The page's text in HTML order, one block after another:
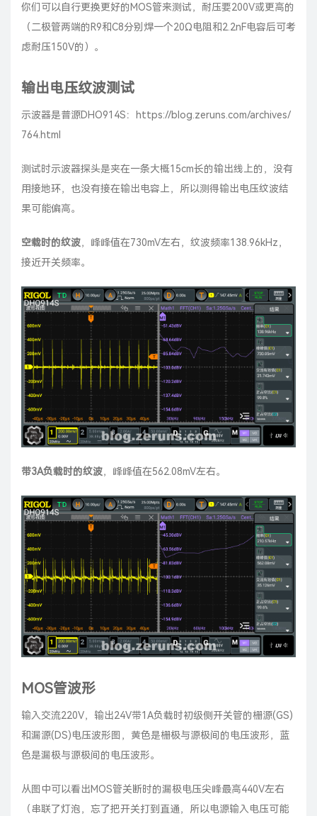
你们可以自行更换更好的MOS管来测试，耐压要200V或更高的
（二极管两端的R9和C8分别焊一个20Ω电阻和2.2nF电容后可考
虑耐压150V的）。
输出电压纹波测试
示波器是普源DHO914S：
https://blog.zeruns.com/archives/
764.html
测试时示波器探头是夹在一条大概15cm长的输出线上的，没有
用接地环，也没有接在输出电容上，所以测得输出电压纹波结
果可能偏高。
空载时的纹波，峰峰值在730mV左右，纹波频率138.96kHz，
接近开关频率。
带3A负载时的纹波，峰峰值在562.08mV左右。
MOS管波形
输入交流220V，输出24V带1A负载时初级侧开关管的栅源(GS)
和漏源(DS)电压波形图，黄色是栅极与源极间的电压波形，蓝
色是漏极与源极间的电压波形。
从图中可以看出MOS管关断时的漏极电压尖峰最高440V左右
（串联了灯泡，忘了把开关打到直通，所以电源输入电压可能